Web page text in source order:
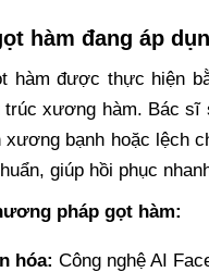
hàm đang áp
hàm được thực hiện
trúc xương hàm. Bác
xương bạnh hoặc lệch
giúp hồi phục
pháp gọt hàm:
hóa: Công nghệ AI